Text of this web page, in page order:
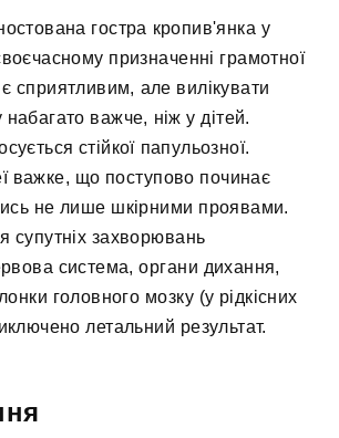
гостра кропив'янка у
призначенні грамотної
є сприятливим, але вилікувати
важче, ніж у дітей.
стійкої папульозної.
важке, що поступово починає
не лише шкірними проявами.
супутніх захворювань
система, органи дихання,
головного мозку (у рідкісних
летальний результат.